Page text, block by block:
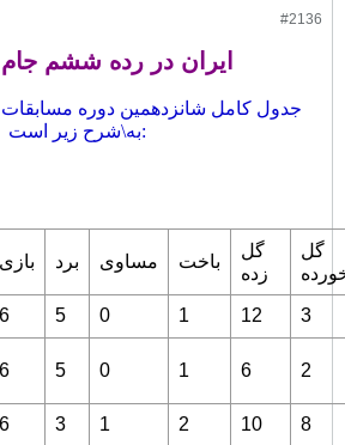
#2136
ایران در رده ششم
جدول کامل شانزدهمین دوره
به\شرح زیر است:
بازی برد مساوی باخت
گل
زده
گل
6 5 0 1 12 3
6 5 0 1 6 2
6 3 1 2 10 8